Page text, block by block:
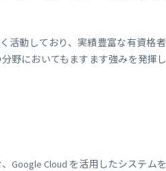
活動しており、実績豊富な有資格
野においてもますます強みを発揮
Google Cloud を活用したシステム